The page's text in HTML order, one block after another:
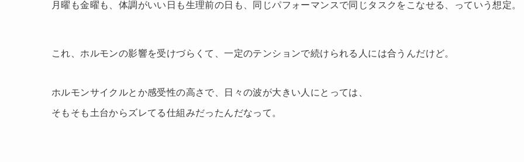
月曜も金曜も、体調がいい日も生理前の日も、同じパフォーマンスで同じタスクをこなせる、っていう想定。
これ、ホルモンの影響を受けづらくて、一定のテンションで続けられる人には合うんだけど。
ホルモンサイクルとか感受性の高さで、日々の波が大きい人にとっては、
そもそも土台からズレてる仕組みだったんだなって。